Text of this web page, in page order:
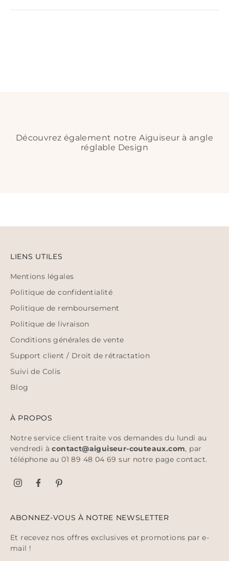
Découvrez également notre Aiguiseur à angle
réglable Design
LIENS UTILES
Mentions légales
Politique de confidentialité
Politique de remboursement
Politique de livraison
Conditions générales de vente
Support client / Droit de rétractation
Suivi de Colis
Blog
À PROPOS
Notre service client traite vos demandes du lundi au
vendredi àcontact@aiguiseur-couteaux.com, par
téléphone au 01 89 48 04 69 sur notre pagecontact.
ABONNEZ-VOUS À NOTRE NEWSLETTER
Et recevez nos offres exclusives et promotions par e-
mail !